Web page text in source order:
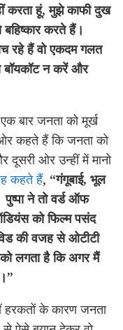
करता हूं, मुझे काफी दुख
करते हैं।
रहे हैं वो एकदम गलत
बॉयकॉट न करें और
बार जनता को मूर्ख
कहते हैं कि जनता को
दूसरी ओर उन्हीं में मानो
कहते हैं, “गंगूबाई, भूल
ने तो वर्ड ऑफ
को फिल्म पसंद
की वजह से ओटीटी
लगता है कि अगर मैं
हरकतों के कारण जनता